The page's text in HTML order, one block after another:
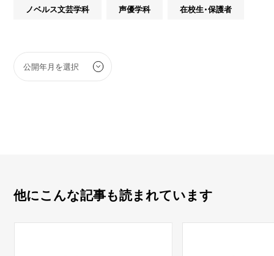
ノベルス文芸学科 声優学科 在校生・保護者
他にこんな記事も読まれています